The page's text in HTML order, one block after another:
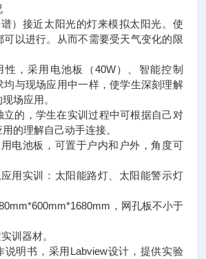
）接近太阳光的灯来模拟太阳光。使
可以进行。从而不需要受天气变化的限
性，采用电池板（40W）、智能控制
均与现场应用中一样，使学生深刻理解
场应用。
立的，学生在实训过程中可根据自己对
的理解自己动手连接。
电池板，可置于户内和户外，角度可
用实训：太阳能路灯、太阳能警示灯
，网孔板不小于
训器材。
说明书，采用Labview设计，提供实验